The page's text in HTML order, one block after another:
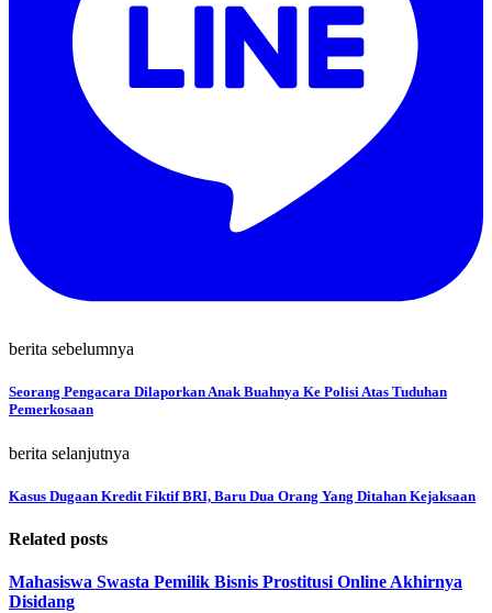
berita sebelumnya
Seorang Pengacara Dilaporkan Anak Buahnya Ke Polisi Atas Tuduhan
Pemerkosaan
berita selanjutnya
Kasus Dugaan Kredit Fiktif BRI, Baru Dua Orang Yang Ditahan Kejaksaan
Related posts
Mahasiswa Swasta Pemilik Bisnis Prostitusi Online Akhirnya
Disidang